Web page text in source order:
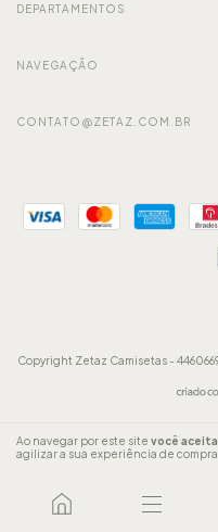
Ao navegar por este site você
agilizar a sua experiência de compra.
DEPARTAMENTOS
NAVEGAÇÃO
CONTATO@ZETAZ.COM.BR
Copyright Zetaz Camisetas -